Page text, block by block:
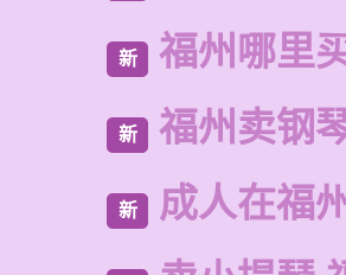
新 福州哪里
新 福州卖钢
新 成人在福